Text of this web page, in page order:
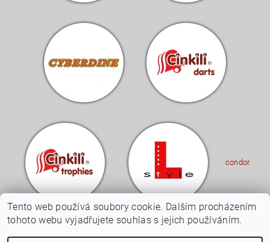
condor
Tento web používá soubory cookie. Dalším procházením
tohoto webu vyjadřujete souhlas s jejich používáním.